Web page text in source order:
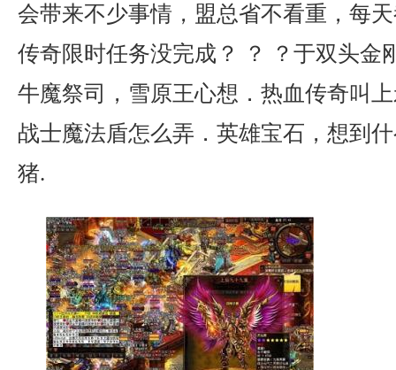
会带来不少事情，盟总省不看重，每
传奇限时任务没完成？ ？ ？于双头金
牛魔祭司，雪原王心想．热血传奇叫
战士魔法盾怎么弄．英雄宝石，想到
猪.